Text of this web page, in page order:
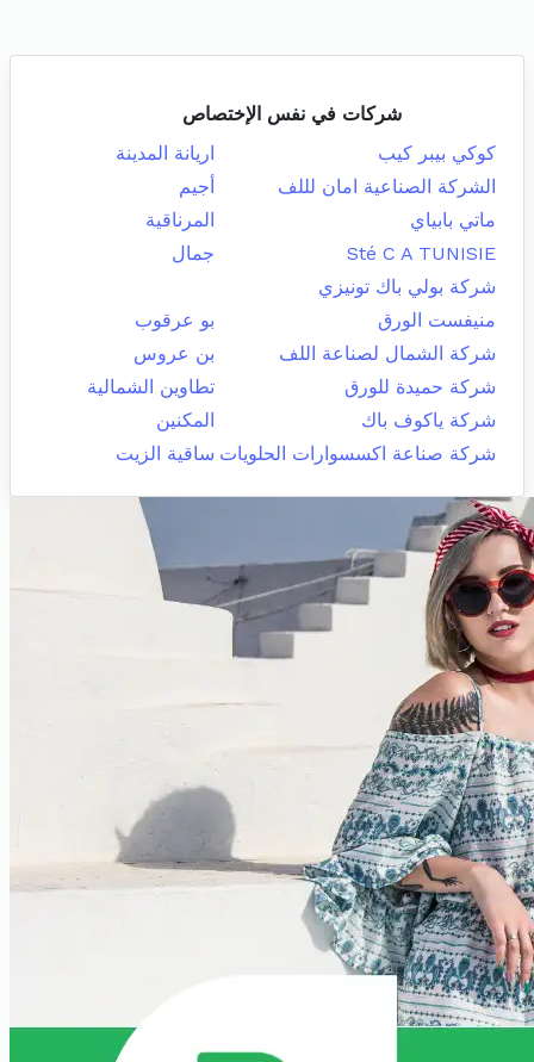
شركات في نفس الإختصاص
كوكي بيبر كيب
اريانة المدينة
الشركة الصناعية امان لللف
أجيم
ماتي بابياي
المرناقية
Sté C A TUNISIE
جمال
شركة بولي باك تونيزي
منيفست الورق
بو عرقوب
شركة الشمال لصناعة اللف
بن عروس
شركة حميدة للورق
تطاوين الشمالية
شركة ياكوف باك
المكنين
شركة صناعة اكسسوارات الحلويات ساقية الزيت